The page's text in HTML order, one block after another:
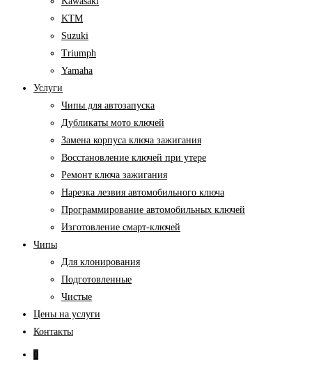
KTM
Suzuki
Triumph
Yamaha
Услуги
Чипы для автозапуска
Дубликаты мото ключей
Замена корпуса ключа зажигания
Восстановление ключей при утере
Ремонт ключа зажигания
Нарезка лезвия автомобильного ключа
Программирование автомобильных ключей
Изготовление смарт-ключей
Чипы
Для клонирования
Подготовленные
Чистые
Цены на услуги
Контакты
0